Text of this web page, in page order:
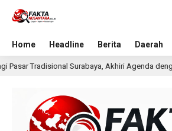
Home Headline Berita Daerah
Agenda dengan Gala Premier Film ISTIMEWA